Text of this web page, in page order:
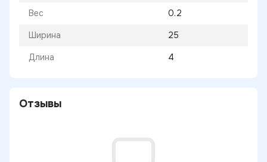
Вес 0.2
Ширина 25
Длина 4
Отзывы